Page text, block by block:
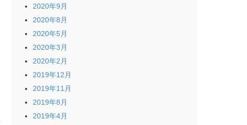
2020年9月
2020年8月
2020年5月
2020年3月
2020年2月
2019年12月
2019年11月
2019年8月
2019年4月